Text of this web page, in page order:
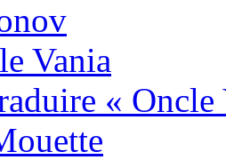
Vania
« Oncle